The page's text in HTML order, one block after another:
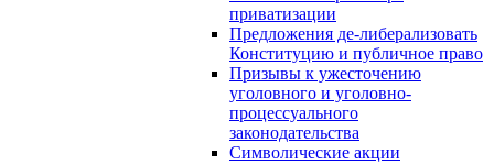
приватизации
Предложения де-либерализовать
Конституцию и публичное право
Призывы к ужесточению
уголовного и уголовно-
процессуального
законодательства
Символические акции